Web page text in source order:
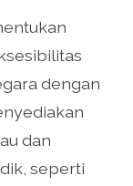
dengan
dan
seperti